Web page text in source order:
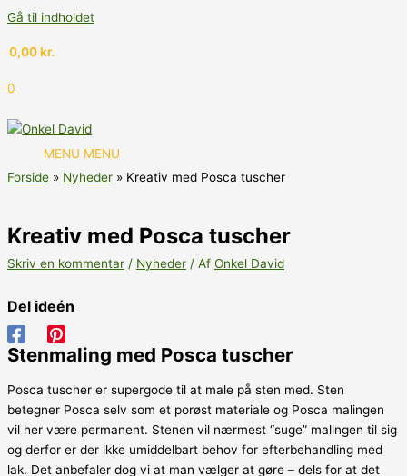
Gå til indholdet
0,00kr.
0
MENU MENU
Forside
Nyheder Kreativ med Posca tuscher
Kreativ med Posca tuscher
Skriv en kommentar / Nyheder / Af Onkel David
Del ideén
Stenmaling med Posca tuscher
Posca tuscher er supergode til at male på sten med. Sten
betegner Posca selv som et porøst materiale og Posca malingen
vil her være permanent. Stenen vil nærmest “suge” malingen til sig
og derfor er der ikke umiddelbart behov for efterbehandling med
lak. Det anbefaler dog vi at man vælger at gøre – dels for at det